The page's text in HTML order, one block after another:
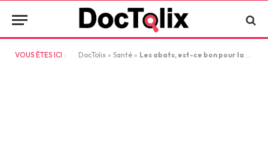
VOUS ÊTES ICI : DocTolix » Santé » Les abats, est-ce bon pour la santé ?